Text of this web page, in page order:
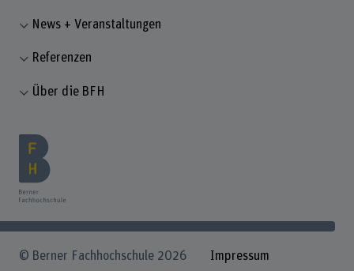
News + Veranstaltungen
Referenzen
Über die BFH
© Berner Fachhochschule 2026 Impressum